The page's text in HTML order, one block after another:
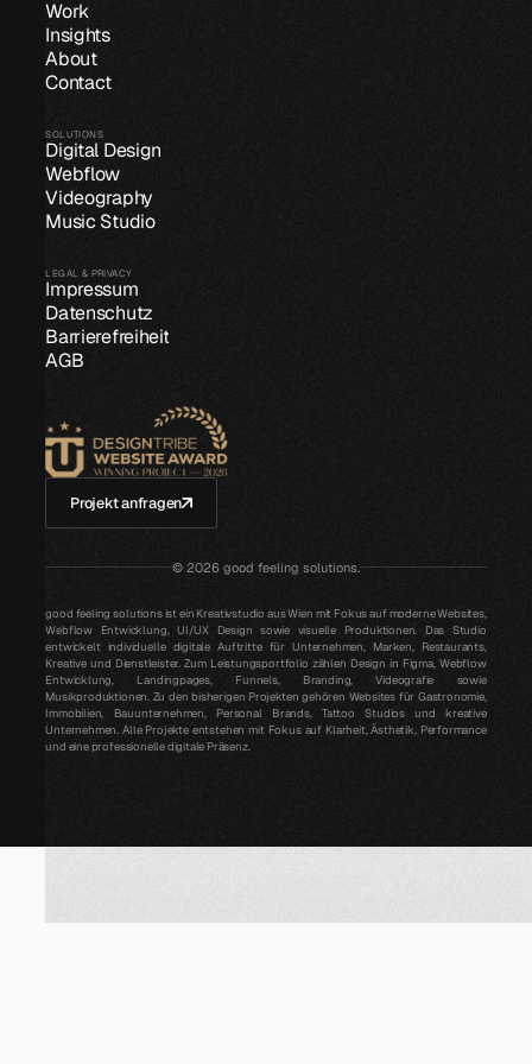
Work
Insights
About
Contact
SOLUTIONS
Digital Design
Webflow
Videography
Music Studio
LEGAL & PRIVACY
Impressum
Datenschutz
Barrierefreiheit
AGB
Projekt anfragen
© 2026 good feeling solutions.
good feeling solutions ist ein Kreativstudio aus Wien mit Fokus auf moderne Websites,
Webflow Entwicklung, UI/UX Design sowie visuelle Produktionen. Das Studio
entwickelt individuelle digitale Auftritte für Unternehmen, Marken, Restaurants,
Kreative und Dienstleister. Zum Leistungsportfolio zählen Design in Figma, Webflow
Entwicklung, Landingpages, Funnels, Branding, Videografie sowie
Musikproduktionen. Zu den bisherigen Projekten gehören Websites für Gastronomie,
Immobilien, Bauunternehmen, Personal Brands, Tattoo Studios und kreative
Unternehmen. Alle Projekte entstehen mit Fokus auf Klarheit, Ästhetik, Performance
und eine professionelle digitale Präsenz.